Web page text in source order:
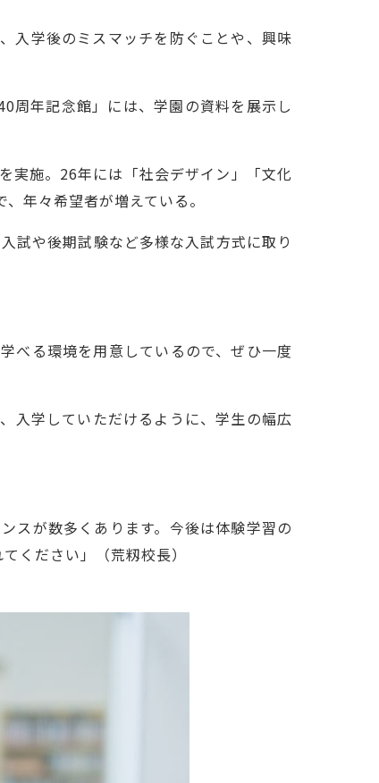
入学後のミスマッチを防ぐことや、興味
周年記念館」には、学園の資料を展示し
実施。26年には「社会デザイン」「文化
年々希望者が増えている。
試や後期試験など多様な入試方式に取り
べる環境を用意しているので、ぜひ一度
入学していただけるように、学生の幅広
スが数多くあります。今後は体験学習の
ください」（荒籾校長）